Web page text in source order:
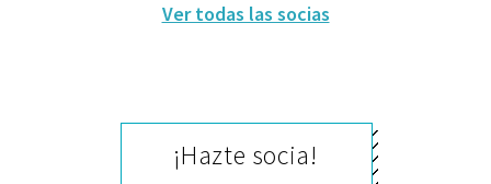
Ver todas las socias
¡Hazte socia!